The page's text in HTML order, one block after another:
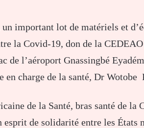
important lot de matériels et
la Covid-19, don de la
de l’aéroport Gnassingbé
en charge de la santé, Dr Wotobe
de la Santé, bras santé de la
de solidarité entre les États